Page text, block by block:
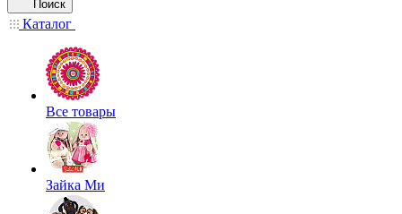
Поиск
Каталог
Все товары
Зайка Ми